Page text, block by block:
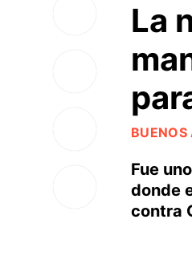
La
BUENOS
Fue
donde
contra